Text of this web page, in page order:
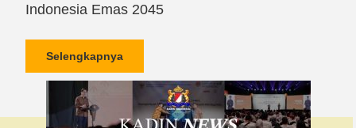
Indonesia Emas 2045
Selengkapnya